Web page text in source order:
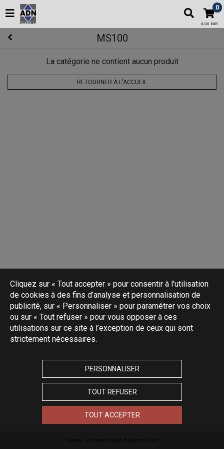
0
0,00 EUR
MS100
La catégorie ne contient aucun produit
RETOURNER À L'ACCUEIL
Cliquez sur « Tout accepter » pour consentir à l'utilisation
de cookies à des fins d’analyse et personnalisation de
publicité, sur « Personnaliser » pour paramétrer vos choix
ou sur « Tout refuser » pour vous opposer à ces
utilisations sur ce site à l’exception de ceux qui sont
strictement nécessaires.
PERSONNALISER
TOUT REFUSER
TOUT ACCEPTER